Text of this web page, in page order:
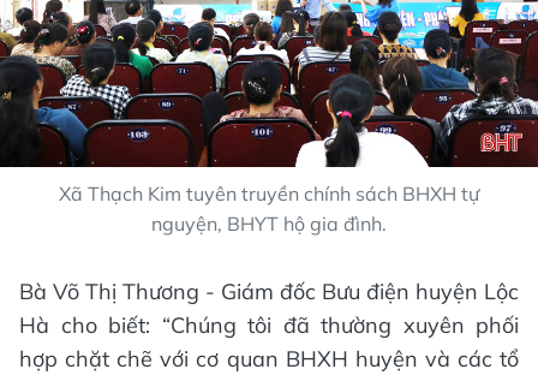
Xã Thạch Kim tuyên truyền chính sách BHXH tự
nguyện, BHYT hộ gia đình.
Bà Võ Thị Thương - Giám đốc Bưu điện huyện Lộc
Hà cho biết: “Chúng tôi đã thường xuyên phối
hợp chặt chẽ với cơ quan BHXH huyện và các tổ